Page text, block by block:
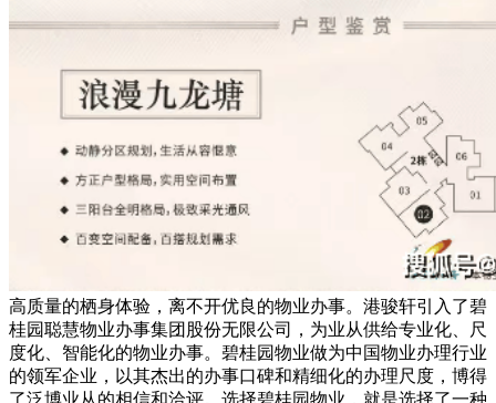
高质量的栖身体验，离不开优良的物业办事。港骏轩引入了碧
桂园聪慧物业办事集团股份无限公司，为业从供给专业化、尺
度化、智能化的物业办事。碧桂园物业做为中国物业办理行业
的领军企业，以其杰出的办事口碑和精细化的办理尺度，博得
了泛博业从的相信和洽评。选择碧桂园物业，就是选择了一种